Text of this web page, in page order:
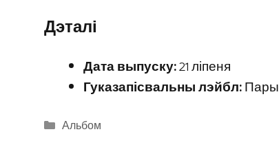
Дэталі
Дата выпуску:21 ліпеня
Гуказапісвальны лэйбл:
Categories
Альбом